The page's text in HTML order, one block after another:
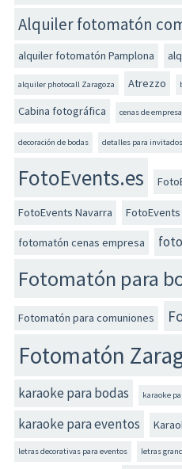
Alquiler fotomatón
alquiler fotomatón Pamplona
alquiler photocall Zaragoza Atrezzo
Cabina fotográfica cenas de
decoración de bodas detalles para
FotoEvents.es
FotoEvents Navarra
fotomatón cenas empresa
Fotomatón para
Fotomatón para comuniones
Fotomatón
karaoke para bodas karaoke
karaoke para eventos
letras decorativas para eventos letras